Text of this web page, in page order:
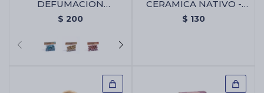
DEFUMACION
SAGRADA MADRE PACK
$ 200
CERAMICA NATIVO -
Portaincienso De
$ 130